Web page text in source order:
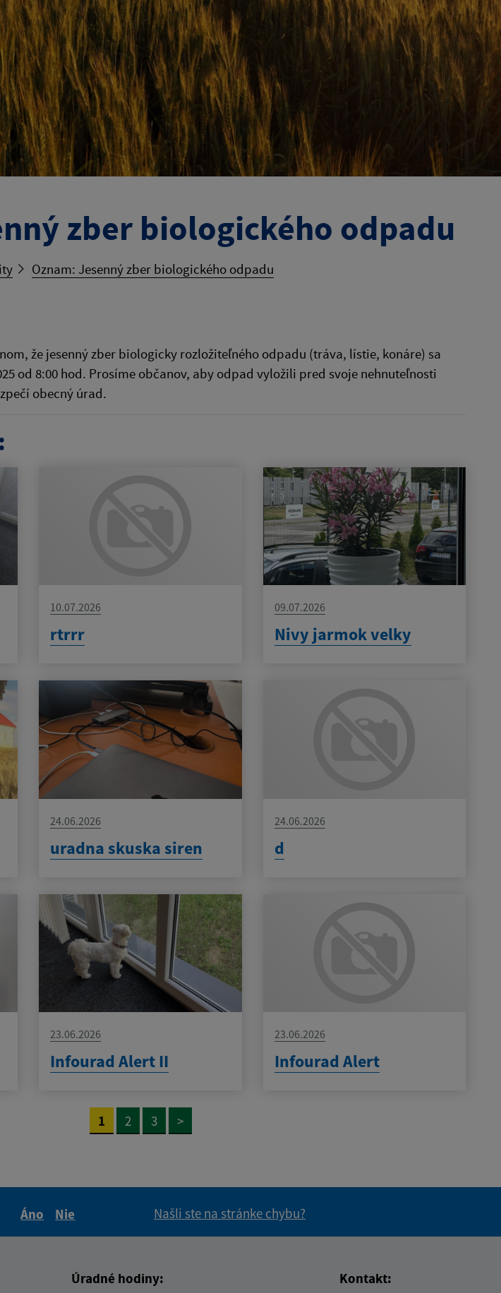
zber biologického odpadu
Oznam: Jesenný zber biologického odpadu
že jesenný zber biologicky rozložiteľného odpadu (tráva, lístie, konáre) sa
od 8:00 hod. Prosíme občanov, aby odpad vyložili pred svoje nehnuteľnosti
obecný úrad.
10.07.2026
rtrrr
09.07.2026
Nivy jarmok velky
24.06.2026
uradna skuska siren
24.06.2026
d
23.06.2026
Infourad Alert II
23.06.2026
Infourad Alert
1 2 3 >
Áno
Nie
Našli ste na stránke chybu?
Úradné hodiny: Kontakt: